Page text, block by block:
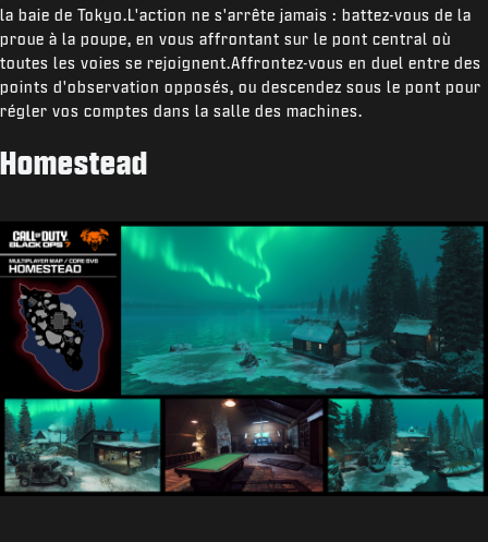
la baie de Tokyo.L'action ne s'arrête jamais : battez-vous de la
proue à la poupe, en vous affrontant sur le pont central où
toutes les voies se rejoignent.Affrontez-vous en duel entre des
points d'observation opposés, ou descendez sous le pont pour
régler vos comptes dans la salle des machines.
Homestead